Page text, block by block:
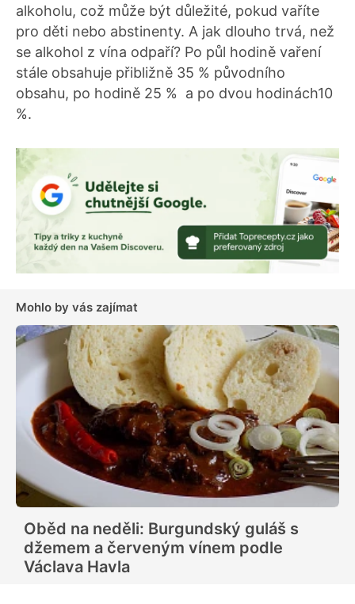
alkoholu, což může být důležité, pokud vaříte
pro děti nebo abstinenty. A jak dlouho trvá, než
se alkohol z vína odpaří? Po půl hodině vaření
stále obsahuje přibližně 35 % původního
obsahu, po hodině 25 % a po dvou hodinách10
%.
Mohlo by vás zajímat
Oběd na neděli: Burgundský guláš s
džemem a červeným vínem podle
Václava Havla